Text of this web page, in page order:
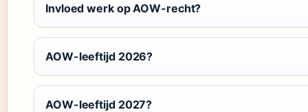
Invloed werk op AOW-recht?
AOW-leeftijd 2026?
AOW-leeftijd 2027?